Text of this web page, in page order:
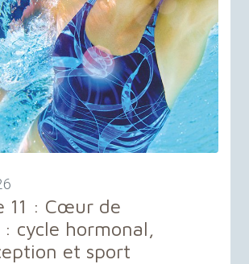
11 : Cœur de
cycle hormonal,
et sport